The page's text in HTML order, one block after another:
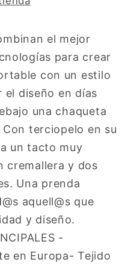
el mejor
para crear
con un estilo
el diseño en días
una chaqueta
terciopelo en su
un tacto muy
cremallera y dos
Una prenda
aquell@s que
y diseño.
-
en Europa- Tejido